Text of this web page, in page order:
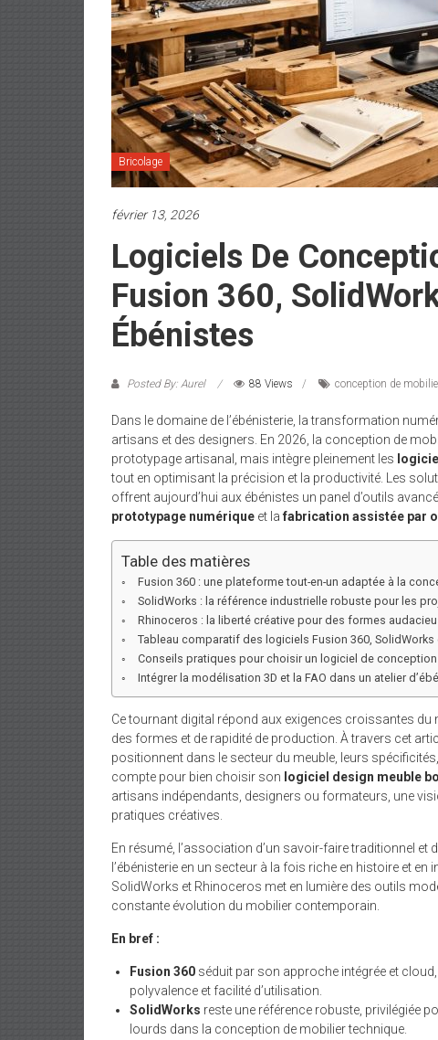
Bricolage
février 13, 2026
Logiciels De
Fusion 360,
Ébénistes
Posted By: Aurel 88 Views conception de
Dans le domaine de l’ébénisterie, la transformation
artisans et des designers. En 2026, la conception de
prototypage artisanal, mais intègre pleinement les
tout en optimisant la précision et la productivité. Les
offrent aujourd’hui aux ébénistes un panel d’outils
prototypage numérique et la fabrication assistée par
Table des matières
Fusion 360 : une plateforme tout-en-un adaptée à la
SolidWorks : la référence industrielle robuste pour les
Rhinoceros : la liberté créative pour des formes
Tableau comparatif des logiciels Fusion 360, SolidWorks
Conseils pratiques pour choisir un logiciel de
Intégrer la modélisation 3D et la FAO dans un atelier
Ce tournant digital répond aux exigences croissantes
des formes et de rapidité de production. À travers cet
positionnent dans le secteur du meuble, leurs
compte pour bien choisir son logiciel design meuble
artisans indépendants, designers ou formateurs, une
pratiques créatives.
En résumé, l’association d’un savoir-faire traditionnel
l’ébénisterie en un secteur à la fois riche en histoire et
SolidWorks et Rhinoceros met en lumière des outils
constante évolution du mobilier contemporain.
En bref :
Fusion 360 séduit par son approche intégrée et
polyvalence et facilité d’utilisation.
SolidWorks reste une référence robuste, privilégiée
lourds dans la conception de mobilier technique.